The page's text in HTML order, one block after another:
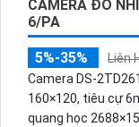
CAMERA ĐO
6/PA
5%-35%
Liên
Camera DS-
160×120, tiêu cự
quang học